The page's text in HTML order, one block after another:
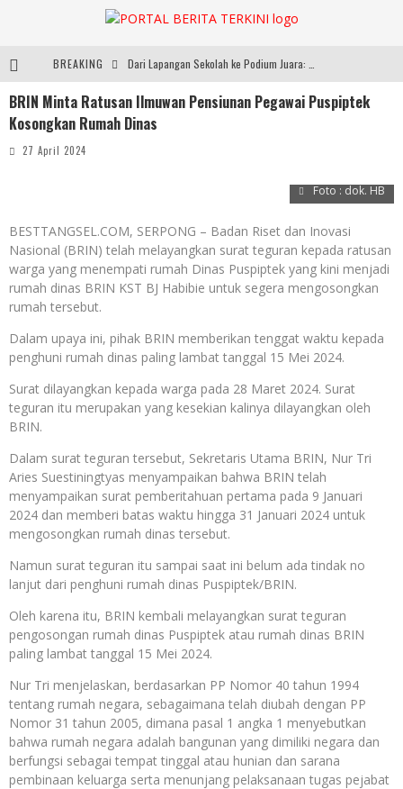
BREAKING
Usung Konsep ‘Japanese Inspired, Locally Produced’, Brand Lokal Yukito Hadirkan Pakaian Oversize Cotton-Linen Blend ke Pasar Indonesia
BRIN Minta Ratusan Ilmuwan Pensiunan Pegawai Puspiptek
Kosongkan Rumah Dinas
27 April 2024
Foto : dok. HB
BESTTANGSEL.COM, SERPONG – Badan Riset dan Inovasi
Nasional (BRIN) telah melayangkan surat teguran kepada ratusan
warga yang menempati rumah Dinas Puspiptek yang kini menjadi
rumah dinas BRIN KST BJ Habibie untuk segera mengosongkan
rumah tersebut.
Dalam upaya ini, pihak BRIN memberikan tenggat waktu kepada
penghuni rumah dinas paling lambat tanggal 15 Mei 2024.
Surat dilayangkan kepada warga pada 28 Maret 2024. Surat
teguran itu merupakan yang kesekian kalinya dilayangkan oleh
BRIN.
Dalam surat teguran tersebut, Sekretaris Utama BRIN, Nur Tri
Aries Suestiningtyas menyampaikan bahwa BRIN telah
menyampaikan surat pemberitahuan pertama pada 9 Januari
2024 dan memberi batas waktu hingga 31 Januari 2024 untuk
mengosongkan rumah dinas tersebut.
Namun surat teguran itu sampai saat ini belum ada tindak no
lanjut dari penghuni rumah dinas Puspiptek/BRIN.
Oleh karena itu, BRIN kembali melayangkan surat teguran
pengosongan rumah dinas Puspiptek atau rumah dinas BRIN
paling lambat tanggal 15 Mei 2024.
Nur Tri menjelaskan, berdasarkan PP Nomor 40 tahun 1994
tentang rumah negara, sebagaimana telah diubah dengan PP
Nomor 31 tahun 2005, dimana pasal 1 angka 1 menyebutkan
bahwa rumah negara adalah bangunan yang dimiliki negara dan
berfungsi sebagai tempat tinggal atau hunian dan sarana
pembinaan keluarga serta menunjang pelaksanaan tugas pejabat